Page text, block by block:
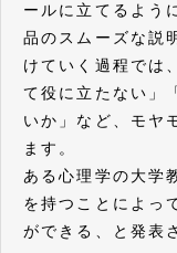
ールに立てるよう
品のスムーズな説
けていく過程では
て役に立たない」
いか」など、モヤ
ます。
ある心理学の大学
を持つことによっ
ができる、と発表